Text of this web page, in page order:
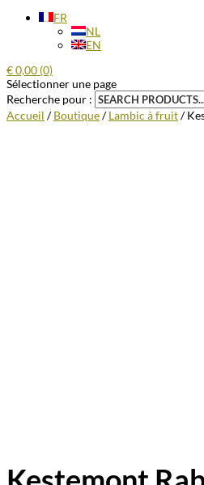
FR
NL
EN
€0,00 (0)
Sélectionner une page
Recherche pour :
Accueil /Boutique/Lambic à fruit/